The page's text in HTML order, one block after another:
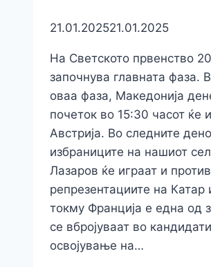
21.01.202521.01.2025
На Светското првенство
започнува главната фаза.
оваа фаза, Македонија
почеток во 15:30 часот ќе
Австрија. Во следните
избраниците на нашиот
Лазаров ќе играат и против
репрезентациите на Катар
токму Франција е една од
се вбројуваат во
освојување на…